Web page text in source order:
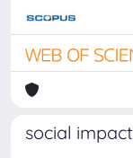
social impact